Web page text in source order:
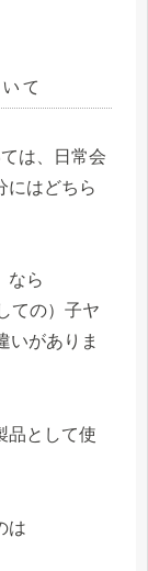
て
は、日常会
にはどちら
なら
ての）子ヤ
いがありま
品として使
は